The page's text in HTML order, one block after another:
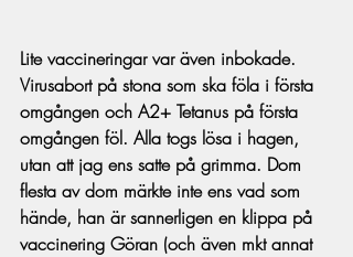
Lite vaccineringar var även inbokade.
Virusabort på stona som ska föla i första
omgången och A2+ Tetanus på första
omgången föl. Alla togs lösa i hagen,
utan att jag ens satte på grimma. Dom
flesta av dom märkte inte ens vad som
hände, han är sannerligen en klippa på
vaccinering Göran (och även mkt annat